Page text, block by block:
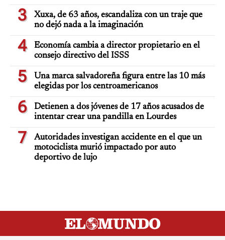
3
Xuxa, de 63 años, escandaliza con un traje que
no dejó nada a la imaginación
4
Economía cambia a director propietario en el
consejo directivo del ISSS
5
Una marca salvadoreña figura entre las 10 más
elegidas por los centroamericanos
6
Detienen a dos jóvenes de 17 años acusados de
intentar crear una pandilla en Lourdes
7
Autoridades investigan accidente en el que un
motociclista murió impactado por auto
deportivo de lujo